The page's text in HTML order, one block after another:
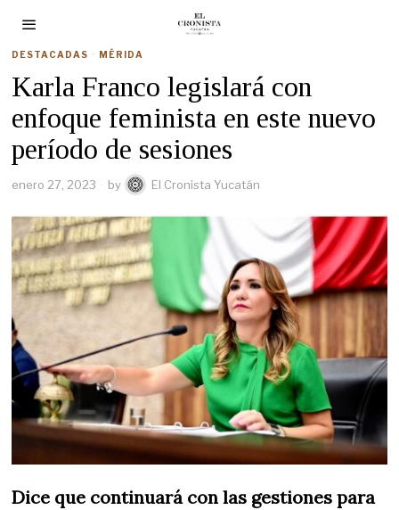
DESTACADAS · MÉRIDA
Karla Franco legislará con
enfoque feminista en este nuevo
período de sesiones
enero 27, 2023 by El Cronista Yucatán
Dice que continuará con las gestiones para